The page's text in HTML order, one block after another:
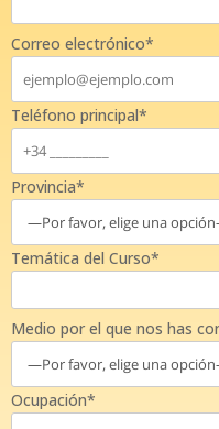
Correo electrónico*
Teléfono principal*
Provincia*
Temática del Curso*
Medio por el que nos has
Ocupación*